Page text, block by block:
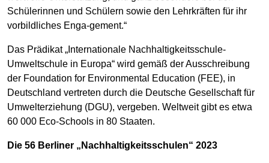
Schülerinnen und Schülern sowie den Lehrkräften für ihr
vorbildliches Enga-gement.“
Das Prädikat „Internationale Nachhaltigkeitsschule-
Umweltschule in Europa“ wird gemäß der Ausschreibung
der Foundation for Environmental Education (FEE), in
Deutschland vertreten durch die Deutsche Gesellschaft für
Umwelterziehung (DGU), vergeben. Weltweit gibt es etwa
60 000 Eco-Schools in 80 Staaten.
Die 56 Berliner „Nachhaltigkeitsschulen“ 2023